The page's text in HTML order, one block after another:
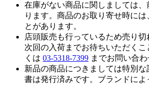
在庫がない商品に関しましては
ります。商品のお取り寄せ時には
とがあります。
店頭販売も行っているため売り切
次回の入荷までお待ちいただくこ
くは 03-5318-7399 までお問い合わ
新品の商品につきましては特別
書は発行済みです。ブランドに